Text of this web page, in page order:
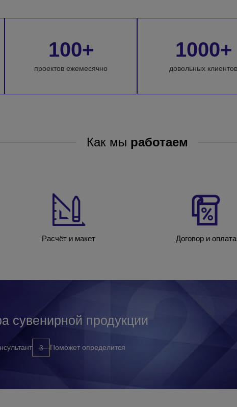
100+
проектов ежемесячно
1000+
довольных клиентов
Как мы работаем
Расчёт и макет Договор и оплата
сувенирной продукции
Поможет определится